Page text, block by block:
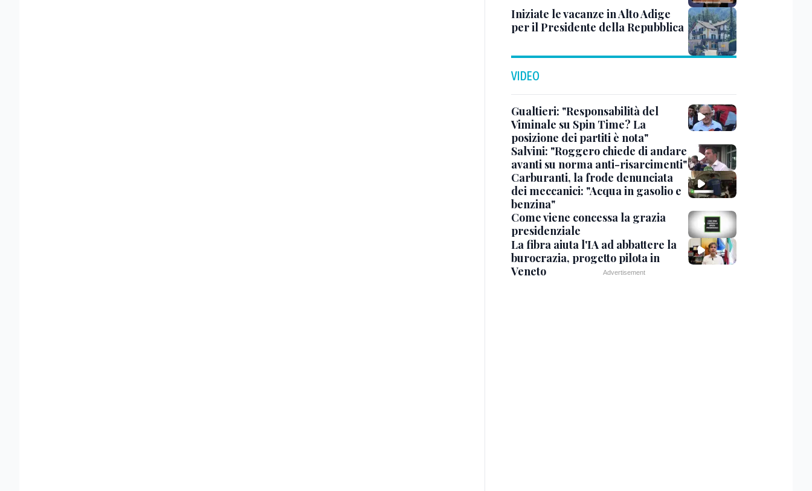
Iniziate le vacanze in Alto Adige
per il Presidente della Repubblica
VIDEO
Gualtieri: "Responsabilità del
Viminale su Spin Time? La
posizione dei partiti è nota"
Salvini: "Roggero chiede di andare
avanti su norma anti-risarcimenti"
Carburanti, la frode denunciata
dei meccanici: "Acqua in gasolio e
benzina"
Come viene concessa la grazia
presidenziale
La fibra aiuta l'IA ad abbattere la
burocrazia, progetto pilota in
Veneto